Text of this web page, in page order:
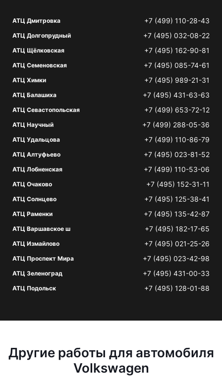
АТЦ Дмитровка +7 (499) 110-28-43
АТЦ Долгопрудный +7 (495) 032-08-22
АТЦ Щёлковская +7 (495) 162-90-81
АТЦ Семеновская +7 (495) 085-74-61
АТЦ Химки +7 (495) 989-21-31
АТЦ Балашиха +7 (495) 431-63-63
АТЦ Севастопольская +7 (499) 653-72-12
АТЦ Научный +7 (499) 288-05-36
АТЦ Удальцова +7 (499) 110-86-79
АТЦ Алтуфьево +7 (495) 023-81-52
АТЦ Лобненская +7 (499) 110-53-06
АТЦ Очаково +7 (495) 152-31-11
АТЦ Солнцево +7 (495) 125-38-41
АТЦ Раменки +7 (495) 135-42-87
АТЦ Варшавское ш +7 (495) 182-17-65
АТЦ Измайлово +7 (495) 021-25-26
АТЦ Проспект Мира +7 (495) 023-42-98
АТЦ Зеленоград +7 (495) 431-00-33
АТЦ Подольск +7 (495) 128-01-88
Другие работы для автомобиля
Volkswagen